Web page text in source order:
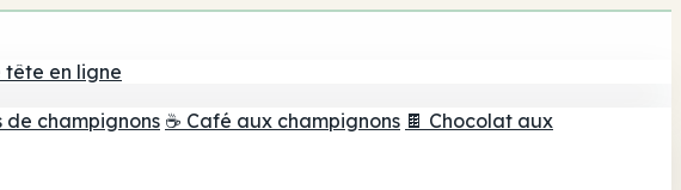
tête en ligne
de champignons ☕ Café aux champignons 🍫 Chocolat aux